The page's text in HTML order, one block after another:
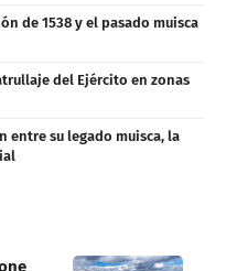
de 1538 y el pasado muisca
del Ejército en zonas
entre su legado muisca, la